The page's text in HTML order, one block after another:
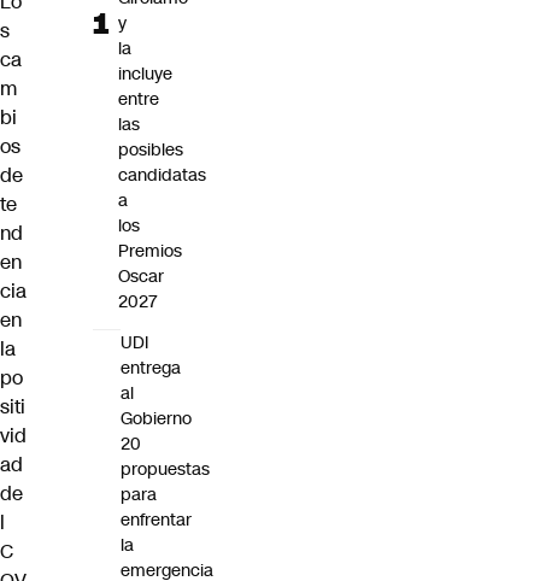
s
ca
m
bi
os
de
te
nd
en
cia
en
la
po
siti
vid
ad
de
l
C
y
la
incluye
entre
las
posibles
candidatas
a
los
Premios
Oscar
2027
UDI
entrega
al
Gobierno
20
propuestas
para
enfrentar
la
emergencia